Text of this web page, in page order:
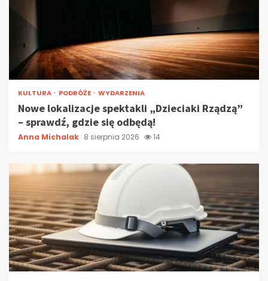
KULTURA PODRÓŻE WYDARZENIA
Nowe lokalizacje spektakli „Dzieciaki Rządzą”
– sprawdź, gdzie się odbędą!
Anna Michalak 8 sierpnia 2026 14